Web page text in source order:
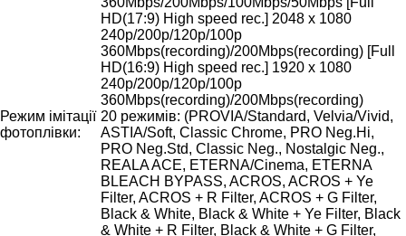
HD(17:9) High speed rec.] 2048 x 1080
240p/200p/120p/100p
360Mbps(recording)/200Mbps(recording) [Full
HD(16:9) High speed rec.] 1920 x 1080
240p/200p/120p/100p
360Mbps(recording)/200Mbps(recording)
Режим імітації
фотоплівки:
20 режимів: (PROVIA/Standard, Velvia/Vivid,
ASTIA/Soft, Classic Chrome, PRO Neg.Hi,
PRO Neg.Std, Classic Neg., Nostalgic Neg.,
REALA ACE, ETERNA/Cinema, ETERNA
BLEACH BYPASS, ACROS, ACROS + Ye
Filter, ACROS + R Filter, ACROS + G Filter,
Black & White, Black & White + Ye Filter, Black
& White + R Filter, Black & White + G Filter,